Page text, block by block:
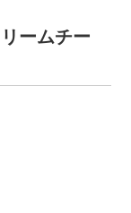
ームチー